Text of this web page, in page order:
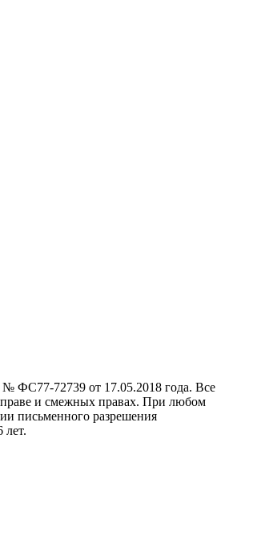
№ ФС77-72739 от 17.05.2018 года. Все
праве и смежных правах. При любом
письменного разрешения
лет.